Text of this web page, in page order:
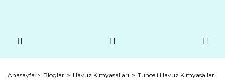
Anasayfa Bloglar Havuz Kimyasalları Tunceli Havuz Kimyasalları